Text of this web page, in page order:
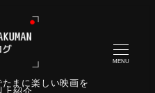
まに楽しい映画を
上紹介
MENU